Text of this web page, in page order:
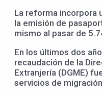
La reforma incorpora
la emisión de
mismo al pasar de
En los últimos dos
recaudación de la
Extranjería (DGME)
servicios de